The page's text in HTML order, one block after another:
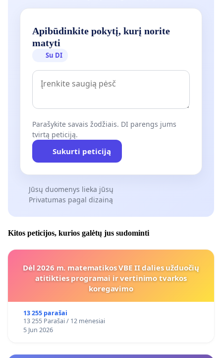
Apibūdinkite pokytį, kurį norite
matyti
Su DI
Parašykite savais žodžiais. DI parengs jums
tvirtą peticiją.
Sukurti peticiją
Jūsų duomenys lieka jūsų
Privatumas pagal dizainą
Kitos peticijos, kurios galėtų jus sudominti
Dėl 2026 m. matematikos VBE II dalies užduočių
atitikties programai ir vertinimo tvarkos
koregavimo
13 255 parašai
13 255 Parašai / 12 mėnesiai
5 Jun 2026